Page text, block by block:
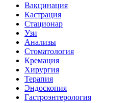
Вакцинация
Кастрация
Стационар
Узи
Анализы
Стоматология
Кремация
Хирургия
Терапия
Эндоскопия
Гастроэнтерология